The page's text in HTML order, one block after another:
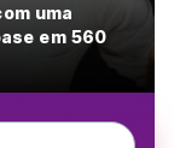
uma
em 560